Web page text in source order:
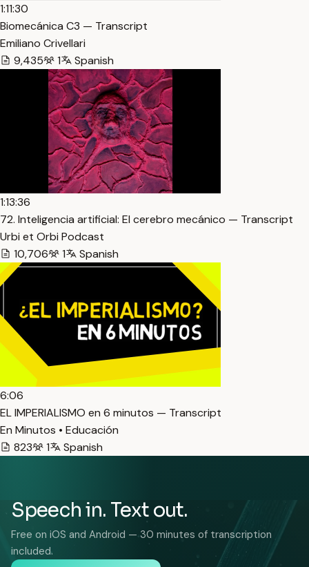
1:11:30
Biomecánica C3 — Transcript
Emiliano Crivellari
9,435
1 Spanish
1:13:36
72. Inteligencia artificial: El cerebro mecánico — Transcript
Urbi et Orbi Podcast
10,706
1 Spanish
6:06
EL IMPERIALISMO en 6 minutos — Transcript
En Minutos • Educación
823
1 Spanish
Speech in. Text out.
Free on iOS and Android — 30 minutes of transcription
included.